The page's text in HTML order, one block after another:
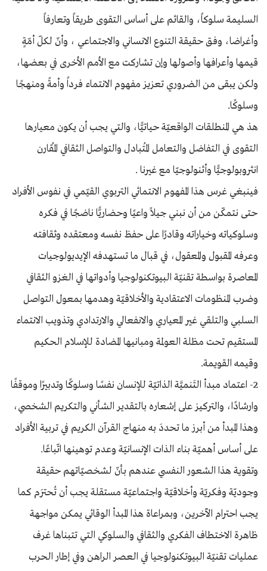
السليمة سلوكاً، والقائم على أساس التقوى طريقاً وتعارفاً
وأغراضا، وفق حقيقة التنوع الانساني والاجتماعي ، وأنّ لكلّ أمّةٍ
قيمها وأعرافها وأصولها وإن تشاركت مع الأمم الأخرى في بعضها،
ولكن يبقى من الضروري تعزيز مفهوم الانتماء فرداً وأمةً ومنهجًا
وسلوكًا.
هذ هي المنطلقات الواقعيّة حياتيًّا، والتي يجب أن يكون معيارها
التقوى في التفاضل والتعامل المُتبادل والتواصل الثقافي المُقارن
انثروبولوجيًّا وأثنولوجيّا مع غيرنا .
فينبغي غرس هذا المفهوم الانتمائي التربوي القيّمي في نفوس الأفراد
حتى نتمكّن من أن نبني جيلاً واعيًا وحضاريًّا ناضجًا في فكره
وسلوكياته وخياراته وقادرًا على حفظ نفسه ومعتقده وثقافته
وعرفه المقبول والمعقول، في قبال ما تستهدفه الإيديولوجيات
المعاصرة بواسطة تقنيّة البيوتكنولوجيا وأدواتها في الغزو الثقافي
وضرب المنظومات الاعتقادية والأخلاقيّة وهدمها بمعول التواصل
السلبي والتلقي غير المعياري والانفعالي والارتدادي وتذويب الانتماء
المستقيم تحت مظلة العولمة ومبانيها المضادة للإسلام الحكيم
وقيمه القويمة.
2- اعتماد مبدأ التَنميَّة الذاتيّة للإنسان نفسًا وسلوكًا وتدبيرًا وموقفًا
وارشادًا، والتركيز على إشعاره بالتقدير الشأني والتكريم الشخصي،
وهذا المبدأ من أبرز ما تحددَ به منهاج القرآن الكريم في تربية الأفراد
على أساس أهميّة بناء الذات الإنسانيّة وعدم توهينها اتّباعًا.
وتقوية هذا الشعور النفسي عندهم بأنّ لشخصيّاتهم حقيقة
وجوديّة وفكريّة وأخلاقيّة واجتماعيّة مستقلة يجب أن تُحترَم كما
يجب احترام الآخرين، وبمراعاة هذا المبدأ الوقائي يمكن مواجهة
ظاهرة الاختطاف الفكري والثقافي والسلوكي التي تتبناها غرف
عمليات تقنيّة البيوتكنولوجيا في العصر الراهن وفي إطار الحرب